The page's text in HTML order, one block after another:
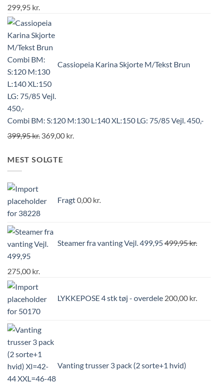
299,95 kr.
Cassiopeia Karina Skjorte M/Tekst Brun
Combi BM: S:120 M:130 L:140 XL:150 LG: 75/85 Vejl. 450,-
399,95kr. 369,00 kr.
MEST SOLGTE
Fragt0,00 kr.
Steamer fra vanting Vejl. 499,95499,95kr.
275,00 kr.
LYKKEPOSE 4 stk tøj - overdele 200,00 kr.
Vanting trusser 3 pack (2 sorte+1 hvid)